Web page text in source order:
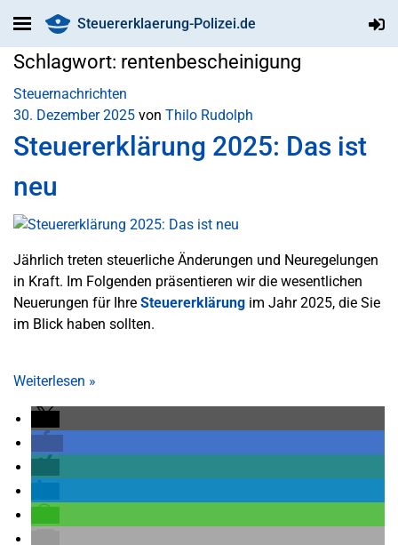
Steuererklaerung-Polizei.de
Schlagwort: rentenbescheinigung
Steuernachrichten
30. Dezember 2025 von Thilo Rudolph
Steuererklärung 2025: Das ist
neu
Jährlich treten steuerliche Änderungen und Neuregelungen
in Kraft. Im Folgenden präsentieren wir die wesentlichen
Neuerungen für Ihre Steuererklärung im Jahr 2025, die Sie
im Blick haben sollten.
Weiterlesen »